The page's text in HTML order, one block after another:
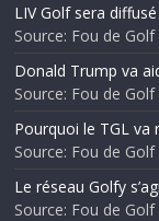
LIV Golf sera
Source: Fou de Golf
Donald Trump va
Source: Fou de Golf
Pourquoi le TGL va
Source: Fou de Golf
Le réseau Golfy
Source: Fou de Golf